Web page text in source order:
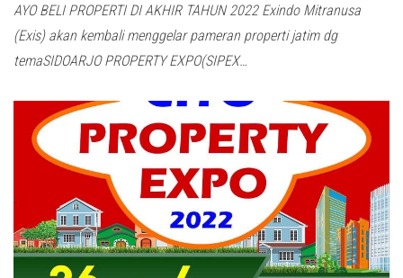
AYO BELI PROPERTI DI AKHIR TAHUN 2022 Exindo Mitranusa
(Exis) akan kembali menggelar pameran properti jatim dg
temaSIDOARJO PROPERTY EXPO(SIPEX…